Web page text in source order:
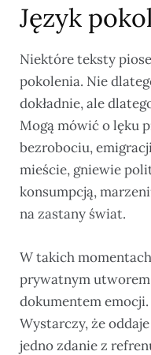
Język
Niektóre teksty
pokolenia. Nie
dokładnie, ale
Mogą mówić o lęku
bezrobociu,
mieście, gniewie
konsumpcją,
na zastany świat.
W takich
prywatnym
dokumentem
Wystarczy, że
jedno zdanie z